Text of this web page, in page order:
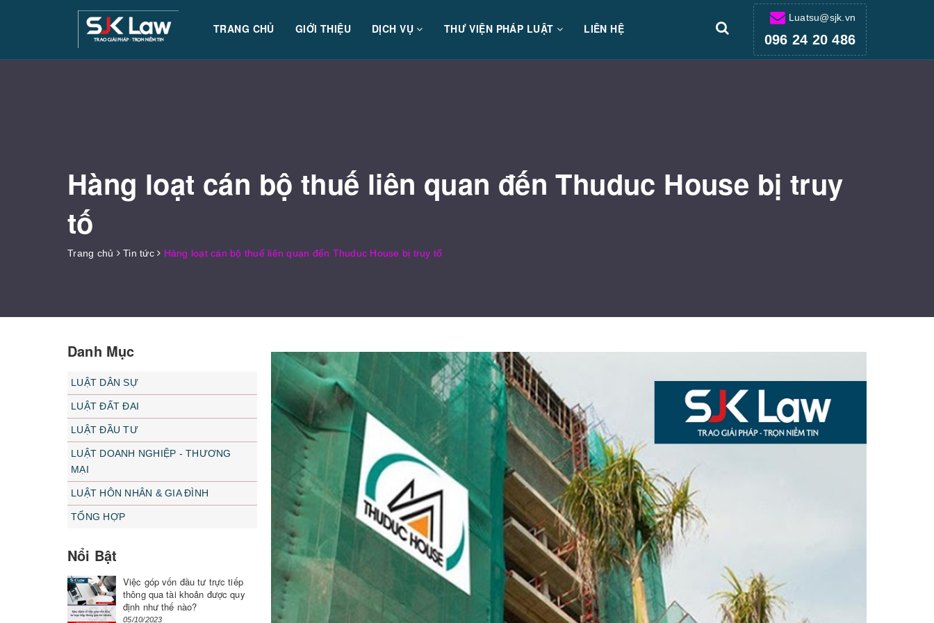
TRANG CHỦ GIỚI THIỆU DỊCH VỤ THƯ VIỆN PHÁP LUẬT LIÊN HỆ
Luatsu@sjk.vn
096 24 20 486
Hàng loạt cán bộ thuế liên quan đến Thuduc House bị truy
tố
Trang chủ Tin tức Hàng loạt cán bộ thuế liên quan đến Thuduc House bị truy tố
Danh Mục
LUẬT DÂN SỰ
LUẬT ĐẤT ĐAI
LUẬT ĐẦU TƯ
LUẬT DOANH NGHIỆP - THƯƠNG
MẠI
LUẬT HÔN NHÂN & GIA ĐÌNH
TỔNG HỢP
Nổi Bật
Việc góp vốn đầu tư trực tiếp
thông qua tài khoản được quy
định như thế nào?
05/10/2023